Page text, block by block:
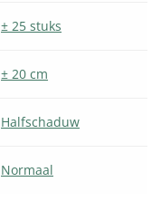
± 25 stuks
± 20 cm
Halfschaduw
Normaal